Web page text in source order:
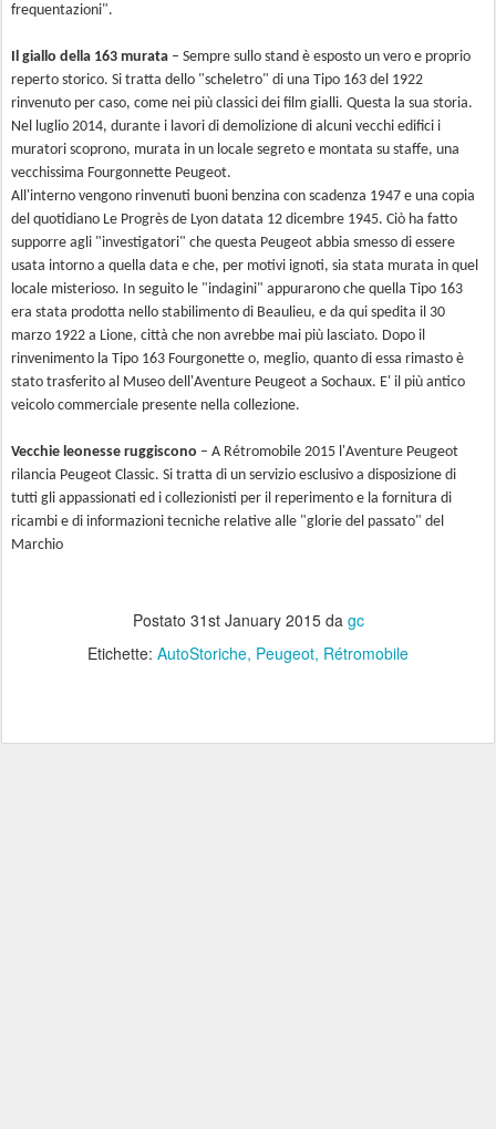
frequentazioni".
Il giallo della 163 murata – Sempre sullo stand è esposto un vero e proprio
reperto storico. Si tratta dello "scheletro" di una Tipo 163 del 1922
rinvenuto per caso, come nei più classici dei film gialli. Questa la sua storia.
Nel luglio 2014, durante i lavori di demolizione di alcuni vecchi edifici i
muratori scoprono, murata in un locale segreto e montata su staffe, una
vecchissima Fourgonnette Peugeot‎.
‎All'interno vengono rinvenuti buoni benzina con scadenza 1947 e una copia
del quotidiano Le Progrès de Lyon datata 12 dicembre 1945. Ciò ha fatto
supporre agli "investigatori" che questa Peugeot abbia smesso di essere
usata intorno a quella data e che, per motivi ignoti, sia stata murata in quel
locale misterioso. In seguito le "indagini" appurarono che quella Tipo 163
era stata prodotta nello stabilimento di Beaulieu, e da qui spedita il 30
marzo 1922 a Lione, città che non avrebbe mai più lasciato. Dopo il
rinvenimento la Tipo 163 Fourgonette o, meglio, quanto di essa rimasto è
stato trasferito al Museo dell'Aventure Peugeot a Sochaux. E' il più antico
veicolo commerciale presente nella collezione.
Vecchie leonesse ruggiscono – A Rétromobile 2015 l'Aventure Peugeot
rilancia Peugeot Classic. Si tratta di un servizio esclusivo a disposizione di
tutti gli appassionati ed i collezionisti per il reperimento e la fornitura di
ricambi e di informazioni tecniche relative alle "glorie del passato" del
Marchio
Postato 31st January 2015da gc
Etichette: AutoStoriche Peugeot Rétromobile